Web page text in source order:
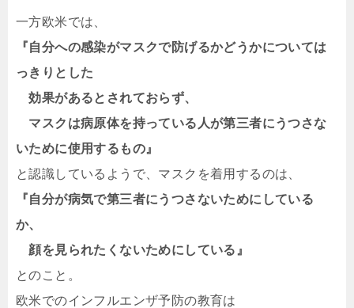
一方欧米では、
『自分への感染がマスクで防げるかどうかについては
っきりとした
効果があるとされておらず、
マスクは病原体を持っている人が第三者にうつさな
いために使用するもの』
と認識しているようで、マスクを着用するのは、
『自分が病気で第三者にうつさないためにしている
か、
顔を見られたくないためにしている』
とのこと。
欧米でのインフルエンザ予防の教育は